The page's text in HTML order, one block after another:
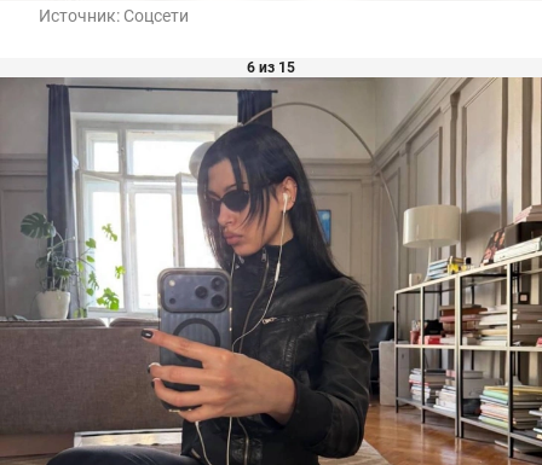
Источник: Соцсети
6 из 15